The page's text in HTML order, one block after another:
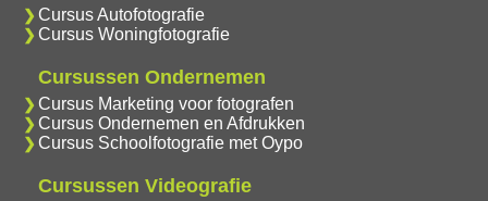
Cursus Autofotografie
Cursus Woningfotografie
Cursussen Ondernemen
Cursus Marketing voor fotografen
Cursus Ondernemen en Afdrukken
Cursus Schoolfotografie met Oypo
Cursussen Videografie